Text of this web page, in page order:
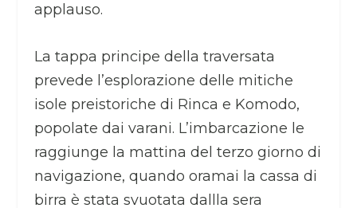
applauso.
La tappa principe della traversata
prevede l’esplorazione delle mitiche
isole preistoriche di Rinca e Komodo,
popolate dai varani. L’imbarcazione le
raggiunge la mattina del terzo giorno di
navigazione, quando oramai la cassa di
birra è stata svuotata dallla sera